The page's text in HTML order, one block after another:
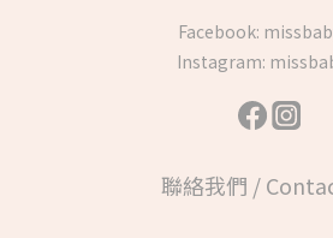
Facebook:
Instagram:
聯絡我們 /